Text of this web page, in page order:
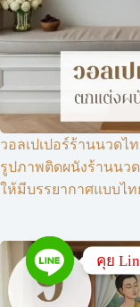
วอลเปเปอร์ร้านนวดไ
รูปภาพติดผนังร้านนว
ให้มีบรรยากาศแบบไ
คุย